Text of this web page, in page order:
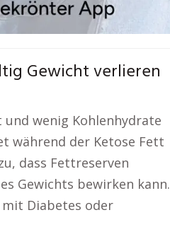
Gewicht verlieren
wenig Kohlenhydrate
während der Ketose Fett
dass Fettreserven
Gewichts bewirken kann.
Diabetes oder